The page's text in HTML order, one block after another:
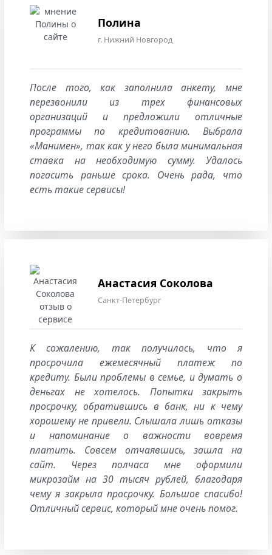
Полина
г. Нижний Новгород
После того, как заполнила анкету, мне
перезвонили из трех финансовых
организаций и предложили отличные
программы по кредитованию. Выбрала
«Манимен», так как у него была минимальная
ставка на необходимую сумму. Удалось
погасить раньше срока. Очень рада, что
есть такие сервисы!
Анастасия Соколова
Санкт-Петербург
К сожалению, так получилось, что я
просрочила ежемесячный платеж по
кредиту. Были проблемы в семье, и думать о
деньгах не хотелось. Попытки закрыть
просрочку, обратившись в банк, ни к чему
хорошему не привели. Слышала лишь отказы
и напоминание о важности вовремя
платить. Совсем отчаявшись, зашла на
сайт. Через полчаса мне оформили
микрозайм на 30 тысяч рублей, благодаря
чему я закрыла просрочку. Большое спасибо!
Отличный сервис, который мне очень помог.